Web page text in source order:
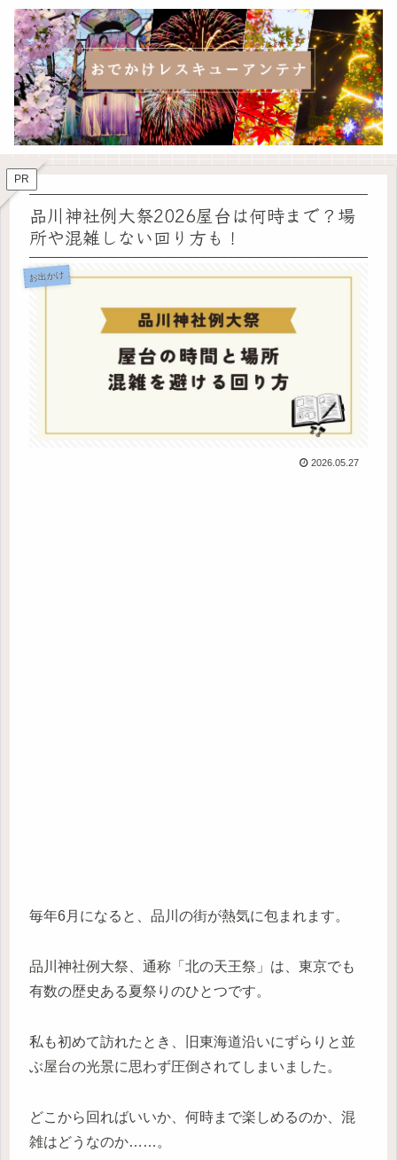
PR
品川神社例大祭2026屋台は何時まで？場
所や混雑しない回り方も！
お出かけ
2026.05.27
毎年6月になると、品川の街が熱気に包まれます。
品川神社例大祭、通称「北の天王祭」は、東京でも
有数の歴史ある夏祭りのひとつです。
私も初めて訪れたとき、旧東海道沿いにずらりと並
ぶ屋台の光景に思わず圧倒されてしまいました。
どこから回ればいいか、何時まで楽しめるのか、混
雑はどうなのか……。